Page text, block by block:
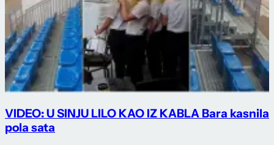
VIDEO: U SINJU LILO KAO IZ KABLA Bara kasnila
pola sata